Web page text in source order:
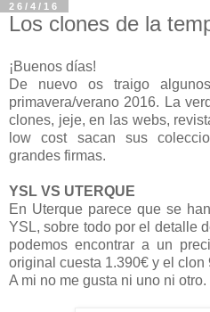
26/4/16
Los clones de la
¡Buenos días!
De nuevo os traigo
primavera/verano 2016. La
clones, jeje, en las webs,
low cost sacan sus
grandes firmas.
YSL VS UTERQUE
En Uterque parece que se
YSL, sobre todo por el detalle
podemos encontrar a un
original cuesta 1.390€ y el clon
A mi no me gusta ni uno ni otro.